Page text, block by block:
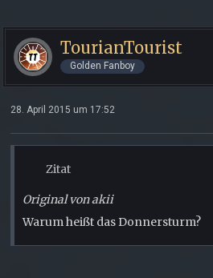
TourianTourist
Golden Fanboy
28. April 2015 um 17:52
Zitat
Original von akii
Warum heißt das Donnersturm?